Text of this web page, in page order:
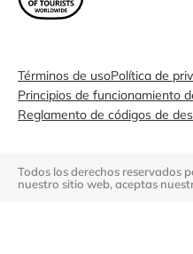
Términos de usoPolítica de
Principios de funcionamiento
Reglamento de códigos de
Todos los derechos reservados
nuestro sitio web, aceptas